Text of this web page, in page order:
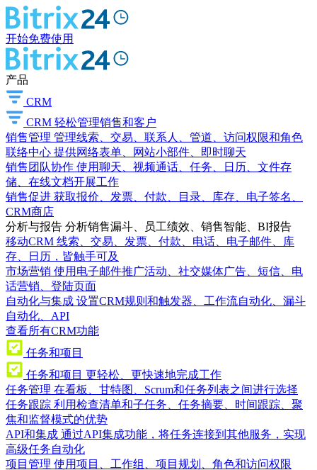
开始免费使用
产品
CRM
CRM 轻松管理销售和客户
销售管理 管理线索、交易、联系人、管道、访问权限和角色
联络中心 提供网络表单、网站小部件、即时聊天
销售团队协作 使用聊天、视频通话、任务、日历、文件存
储、在线文档开展工作
销售促进 获取报价、发票、付款、目录、库存、电子签名、
CRM商店
分析与报告 分析销售漏斗、员工绩效、销售智能、BI报告
移动CRM 线索、交易、发票、付款、电话、电子邮件、库
存、日历，皆触手可及
市场营销 使用电子邮件推广活动、社交媒体广告、短信、电
话营销、登陆页面
自动化与集成 设置CRM规则和触发器、工作流自动化、漏斗
自动化、API
查看所有CRM功能
任务和项目
任务和项目 更轻松、更快速地完成工作
任务管理 在看板、甘特图、Scrum和任务列表之间进行选择
任务跟踪 利用检查清单和子任务、任务摘要、时间跟踪、聚
焦和监督模式的优势
API和集成 通过API集成功能，将任务连接到其他服务，实现
高级任务自动化
项目管理 使用项目、工作组、项目规划、角色和访问权限